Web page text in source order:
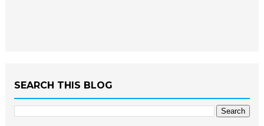
SEARCH THIS BLOG